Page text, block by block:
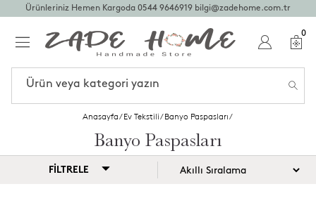
Ürünleriniz Hemen Kargoda 0544 9646919 bilgi@zadehome.com.tr
0
Anasayfa/Ev Tekstili/Banyo Paspasları/
Banyo Paspasları
FİLTRELE